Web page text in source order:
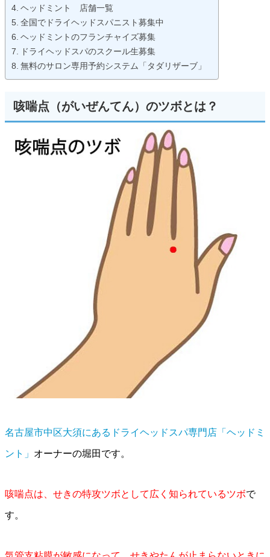
ヘッドミント 店舗一覧
全国でドライヘッドスパニスト募集中
ヘッドミントのフランチャイズ募集
ドライヘッドスパのスクール生募集
無料のサロン専用予約システム「タダリザーブ」
咳喘点（がいぜんてん）のツボとは？
名古屋市中区大須にあるドライヘッドスパ専門店「ヘッドミ
ント」 オーナーの堀田です。
咳喘点は、せきの特攻ツボとして広く知られているツボで
す。